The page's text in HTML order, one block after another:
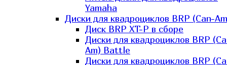
Yamaha
Диски для квадроциклов BRP (Can-
Диск BRP XT-P в сборе
Диски для квадроциклов BRP
Am) Battle
Диски для квадроциклов BRP